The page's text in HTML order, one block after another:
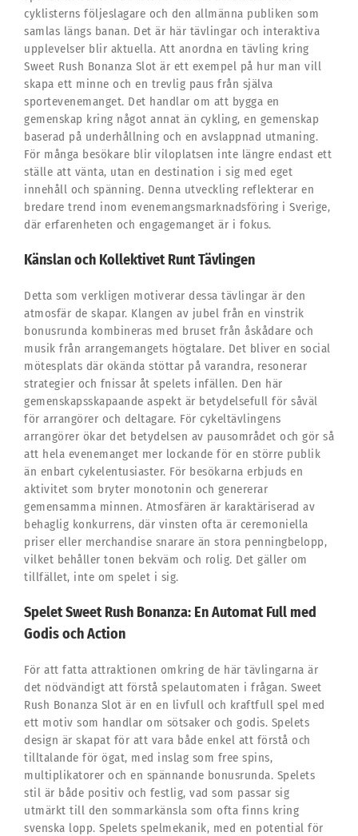
cyklisterns följeslagare och den allmänna publiken som
samlas längs banan. Det är här tävlingar och interaktiva
upplevelser blir aktuella. Att anordna en tävling kring
Sweet Rush Bonanza Slot är ett exempel på hur man vill
skapa ett minne och en trevlig paus från själva
sportevenemanget. Det handlar om att bygga en
gemenskap kring något annat än cykling, en gemenskap
baserad på underhållning och en avslappnad utmaning.
För många besökare blir viloplatsen inte längre endast ett
ställe att vänta, utan en destination i sig med eget
innehåll och spänning. Denna utveckling reflekterar en
bredare trend inom evenemangsmarknadsföring i Sverige,
där erfarenheten och engagemanget är i fokus.
Känslan och Kollektivet Runt Tävlingen
Detta som verkligen motiverar dessa tävlingar är den
atmosfär de skapar. Klangen av jubel från en vinstrik
bonusrunda kombineras med bruset från åskådare och
musik från arrangemangets högtalare. Det bliver en social
mötesplats där okända stöttar på varandra, resonerar
strategier och fnissar åt spelets infällen. Den här
gemenskapsskapaande aspekt är betydelsefull för såväl
för arrangörer och deltagare. För cykeltävlingens
arrangörer ökar det betydelsen av pausområdet och gör så
att hela evenemanget mer lockande för en större publik
än enbart cykelentusiaster. För besökarna erbjuds en
aktivitet som bryter monotonin och genererar
gemensamma minnen. Atmosfären är karaktäriserad av
behaglig konkurrens, där vinsten ofta är ceremoniella
priser eller merchandise snarare än stora penningbelopp,
vilket behåller tonen bekväm och rolig. Det gäller om
tillfället, inte om spelet i sig.
Spelet Sweet Rush Bonanza: En Automat Full med
Godis och Action
För att fatta attraktionen omkring de här tävlingarna är
det nödvändigt att förstå spelautomaten i frågan. Sweet
Rush Bonanza Slot är en en livfull och kraftfull spel med
ett motiv som handlar om sötsaker och godis. Spelets
design är skapat för att vara både enkel att förstå och
tilltalande för ögat, med inslag som free spins,
multiplikatorer och en spännande bonusrunda. Spelets
stil är både positiv och festlig, vad som passar sig
utmärkt till den sommarkänsla som ofta finns kring
svenska lopp. Spelets spelmekanik, med en potential för